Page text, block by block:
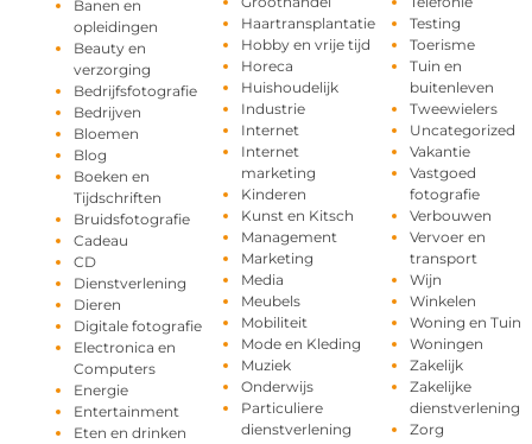
Banen en
opleidingen
Beauty en
verzorging
Bedrijfsfotografie
Bedrijven
Bloemen
Blog
Boeken en
Tijdschriften
Bruidsfotografie
Cadeau
CD
Dienstverlening
Dieren
Digitale fotografie
Electronica en
Computers
Energie
Entertainment
Eten en drinken
Haartransplantatie
Hobby en vrije tijd
Horeca
Huishoudelijk
Industrie
Internet
Internet
marketing
Kinderen
Kunst en Kitsch
Management
Marketing
Media
Meubels
Mobiliteit
Mode en Kleding
Muziek
Onderwijs
Particuliere
dienstverlening
Testing
Toerisme
Tuin en
buitenleven
Tweewielers
Uncategorized
Vakantie
Vastgoed
fotografie
Verbouwen
Vervoer en
transport
Wijn
Winkelen
Woning en Tuin
Woningen
Zakelijk
Zakelijke
dienstverlening
Zorg